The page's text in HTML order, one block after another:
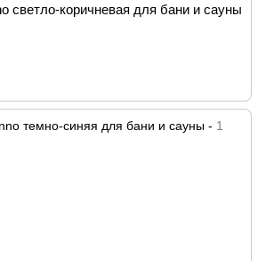
светло-коричневая для бани и сауны